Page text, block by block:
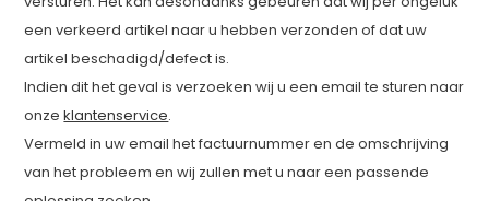
een verkeerd artikel naar u hebben verzonden of dat uw
artikel beschadigd/defect is.
Indien dit het geval is verzoeken wij u een email te sturen naar
onzeklantenservice.
Vermeld in uw email het factuurnummer en de omschrijving
van het probleem en wij zullen met u naar een passende